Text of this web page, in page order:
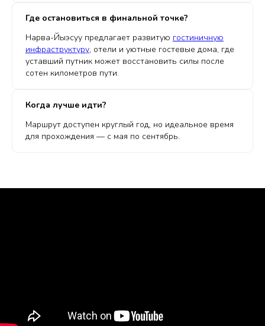
Где остановиться в финальной точке?
Нарва-Йыэсуу предлагает развитую гостиничную
инфраструктуру, отели и уютные гостевые дома, где
уставший путник может восстановить силы после
сотен километров пути.
Когда лучше идти?
Маршрут доступен круглый год, но идеальное время
для прохождения — с мая по сентябрь.